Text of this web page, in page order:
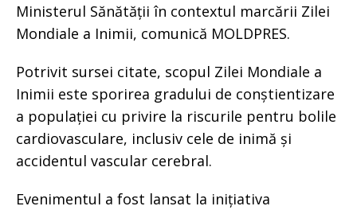
Ministerul Sănătății în contextul marcării Zilei
Mondiale a Inimii, comunică MOLDPRES.
Potrivit sursei citate, scopul Zilei Mondiale a
Inimii este sporirea gradului de conștientizare
a populației cu privire la riscurile pentru bolile
cardiovasculare, inclusiv cele de inimă și
accidentul vascular cerebral.
Evenimentul a fost lansat la inițiativa